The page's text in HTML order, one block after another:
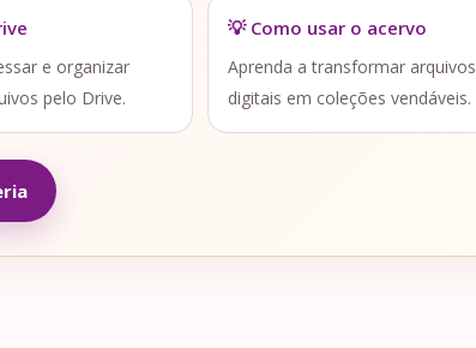
e organizar
pelo Drive.
💡 Como usar o acervo
Aprenda a transformar arquivos
digitais em coleções vendáveis.